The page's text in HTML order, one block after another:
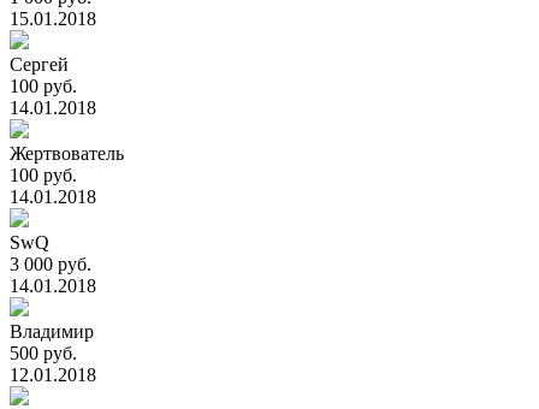
15.01.2018
Сергей
100 руб.
14.01.2018
Жертвователь
100 руб.
14.01.2018
SwQ
3 000 руб.
14.01.2018
Владимир
500 руб.
12.01.2018